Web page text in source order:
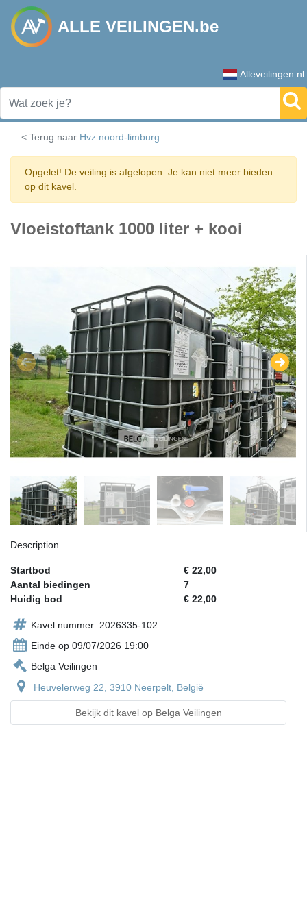
ALLE VEILINGEN.be
Alleveilingen.nl
< Terug naar Hvz noord-limburg
Opgelet! De veiling is afgelopen. Je kan niet meer bieden
op dit kavel.
Vloeistoftank 1000 liter + kooi
Description
Startbod
€ 22,00
Aantal biedingen
7
Huidig bod
€ 22,00
Kavel nummer: 2026335-102
Einde op 09/07/2026 19:00
Belga Veilingen
Heuvelerweg 22, 3910 Neerpelt, België
Bekijk dit kavel op Belga Veilingen